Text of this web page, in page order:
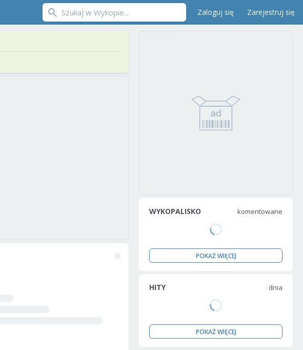
Zaloguj się Zarejestruj się
WYKOPALISKO komentowane
POKAŻ WIĘCEJ
HITY dnia
POKAŻ WIĘCEJ